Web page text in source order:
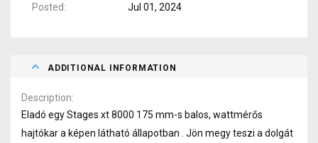
Posted
Jul 01, 2024
ADDITIONAL INFORMATION
Description
Eladó egy Stages xt 8000 175 mm-s balos, wattmérős
hajtókar a képen látható állapotban . Jön megy teszi a dolgát